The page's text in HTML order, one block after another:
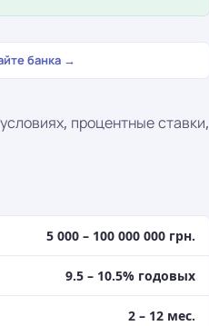
банка →
процентные ставки,
5 000 – 100 000 000 грн.
9.5 – 10.5% годовых
2 – 12 мес.